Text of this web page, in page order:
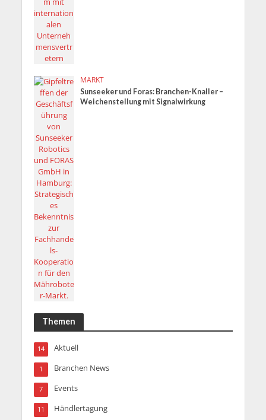
MARKT
Sunseeker und Foras: Branchen-Knaller –
Weichenstellung mit Signalwirkung
Themen
Aktuell
14
Branchen News
1
Events
7
Händlertagung
11